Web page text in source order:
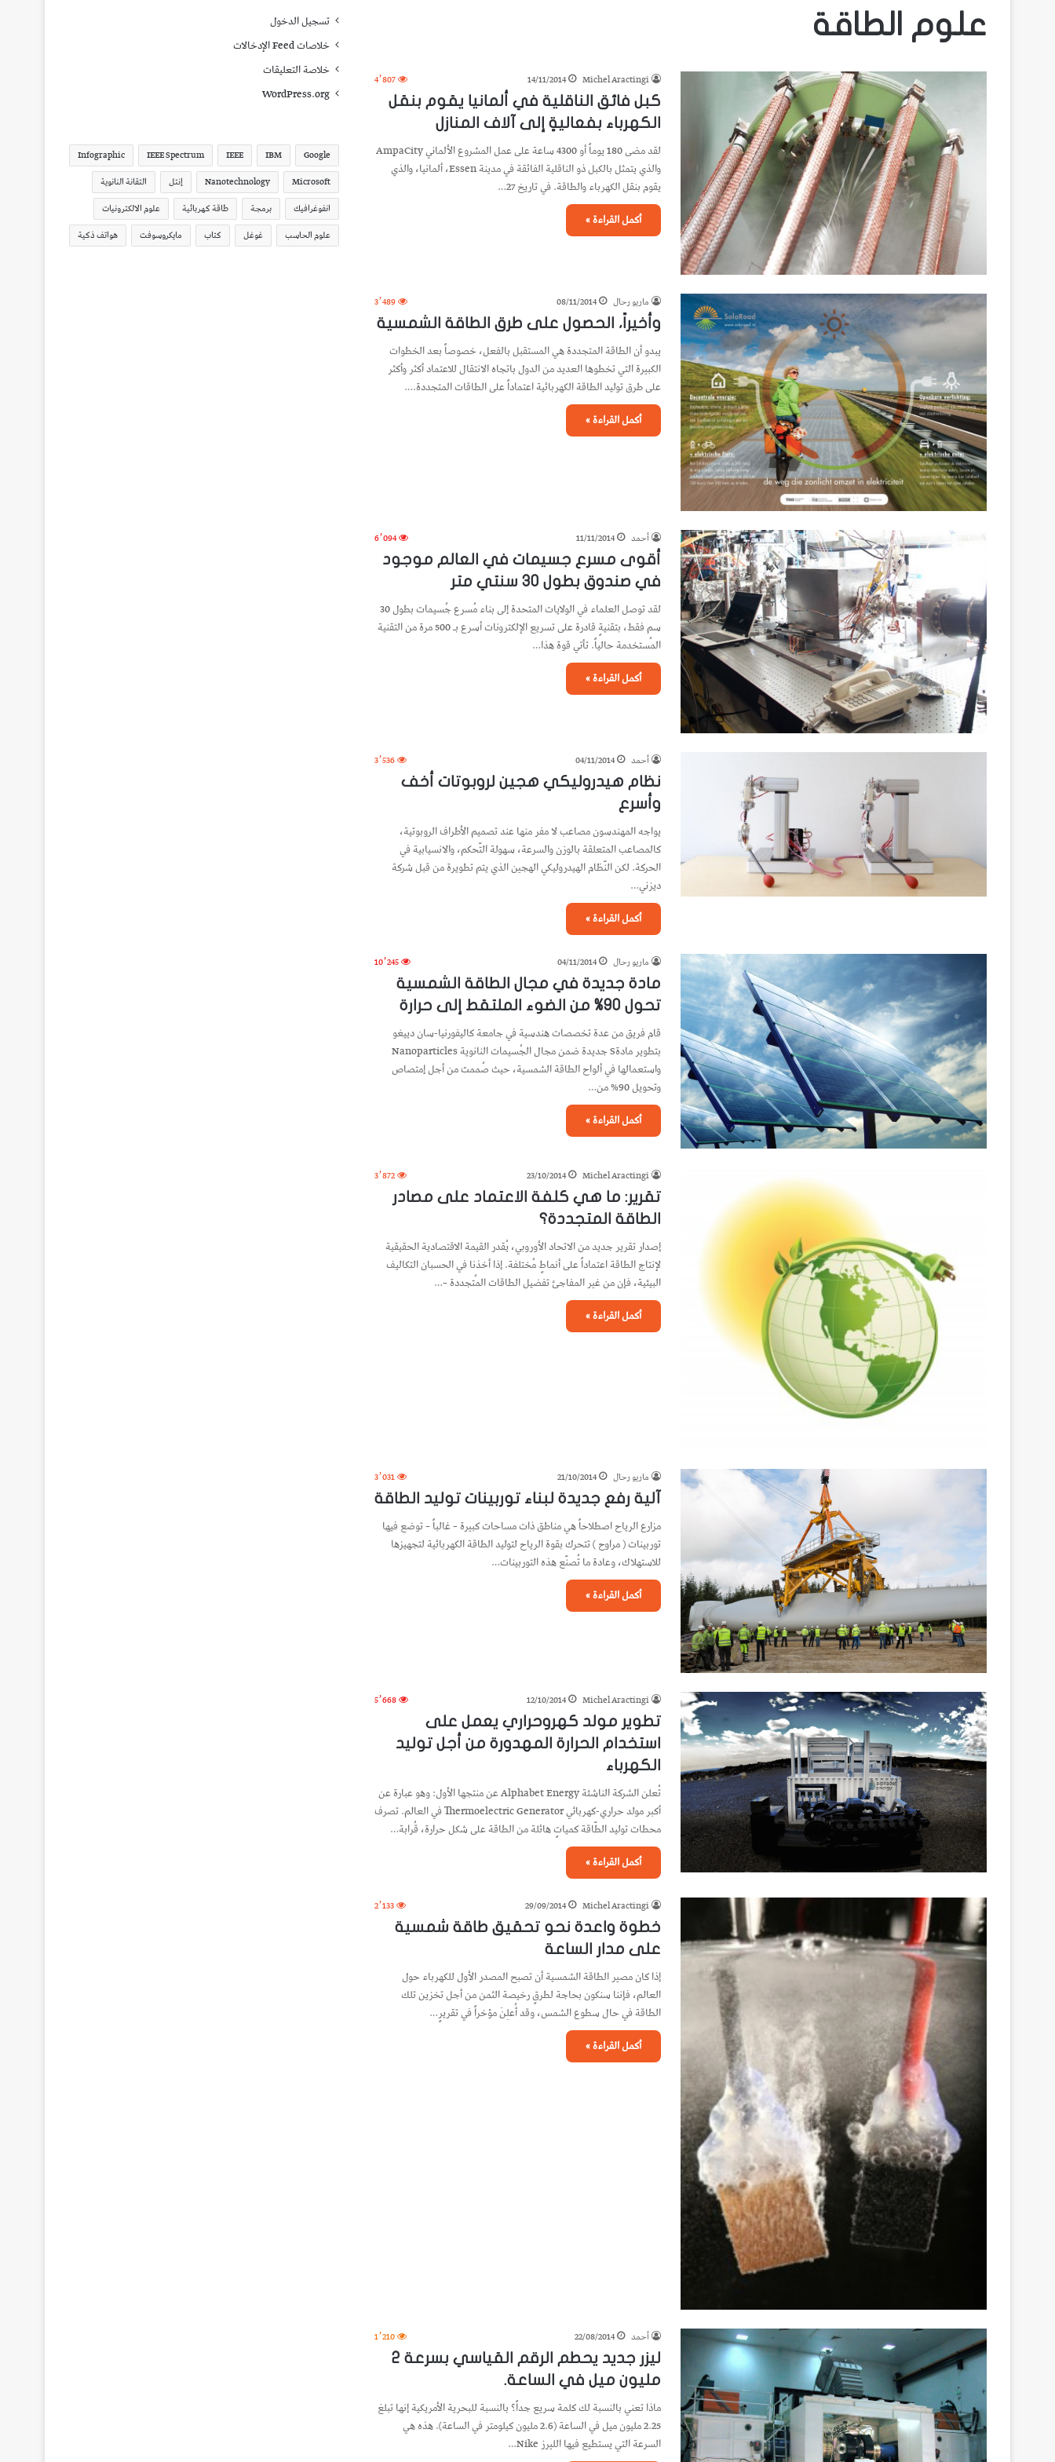
علوم الطاقة
Michel Aractingi
14/11/2014
4٬807
كبل فائق الناقلية في ألمانيا يقوم بنقل
الكهرباء بفعاليةٍ إلى آلاف المنازل
لقد مضى 180 يوماً أو 4300 ساعة على عمل المشروع الألماني AmpaCity
والذي يتمثل بالكبل ذو الناقلية الفائقة في مدينة Essen، ألمانيا، والذي
يقوم بنقل الكهرباء والطاقة. في تاريخ 27…
أكمل القراءة »
ماريو رحال 08/11/2014
3٬489
وأخيراً، الحصول على طرق الطاقة الشمسية
يبدو أن الطاقة المتجددة هي المستقبل بالفعل، خصوصاً بعد الخطوات
الكبيرة التي تخطوها العديد من الدول باتجاه الانتقال للاعتماد أكثر وأكثر
على طرق توليد الطاقة الكهربائية اعتماداً على الطاقات المتجددة.…
أكمل القراءة »
أحمد 11/11/2014
6٬094
أقوى مسرع جسيمات في العالم موجود
في صندوق بطول 30 سنتي متر
لقد توصل العلماء في الولايات المتحدة إلى بناء مُسرع جُسيمات بطول 30
سم فقط، بتقنيةٍ قادرة على تسريع الإلكترونات أسرع بـ 500 مرة من التقنية
المُستخدمة حالياً. تأتي قوة هذا…
أكمل القراءة »
أحمد 04/11/2014
3٬536
نظام هيدروليكي هجين لروبوتات أخف
وأسرع
يواجه المهندسون مصاعب لا مفر منها عند تصميم الأطراف الروبوتية،
كالمصاعب المتعلقة بالوزن والسرعة، سهولة التّحكم، والانسيابية في
الحركة. لكن النّظام الهيدروليكي الهجين الذي يتم تطويرة من قبل شركة
ديزني…
أكمل القراءة »
ماريو رحال 04/11/2014
10٬245
مادة جديدة في مجال الطاقة الشمسية
تحول 90% من الضوء الملتقط إلى حرارة
قام فريق من عدة تخصصات هندسية في جامعة كاليفورنيا-سان دييغو
بتطوير مادةS جديدة ضمن مجال الجُسيمات النانوية Nanoparticles
واستعمالها في ألواح الطاقة الشمسية، حيث صُممت من أجل إمتصاص
وتحويل 90% من…
أكمل القراءة »
Michel Aractingi
23/10/2014
3٬872
تقرير: ما هي كلفة الاعتماد على مصادر
الطاقة المتجددة؟
إصدار تقرير جديد من الاتحاد الأوروبي، يُقدر القيمة الاقتصادية الحقيقية
لإنتاج الطاقة اعتماداً على أنماطٍ مُختلفة. إذا أخذنا في الحسبان التكاليف
البيئية، فإن من غير المفاجئ تفضيل الطاقات المُتجددة –…
أكمل القراءة »
ماريو رحال 21/10/2014
3٬031
آلية رفع جديدة لبناء توربينات توليد الطاقة
مزارع الرياح اصطلاحاً هي مناطق ذات مساحات كبيرة – غالباً – توضع فيها
توربينات ( مراوح ) تتحرك بقوة الرياح لتوليد الطاقة الكهربائية لتجهيزها
للاستهلاك، وعادة ما تُصنّع هذه التوربينات…
أكمل القراءة »
Michel Aractingi
12/10/2014
5٬668
تطوير مولد كهروحراري يعمل على
استخدام الحرارة المهدورة من أجل توليد
الكهرباء
تُعلن الشركة الناشئة Alphabet Energy عن منتجها الأول: وهو عبارة عن
أكبر مولد حراري-كهربائي Thermoelectric Generator في العالم. تصرف
محطات توليد الطّاقة كمياتٍ هائلة من الطاقة على شكل حرارة، قُرابة…
أكمل القراءة »
Michel Aractingi
29/09/2014
2٬133
خطوة واعدة نحو تحقيق طاقة شمسية
على مدار الساعة
إذا كان مصير الطاقة الشمسية أن تصبح المصدر الأول للكهرباء حول
العالم، فإننا سنكون بحاجة لطرقٍ رخيصة الثمن من أجل تخزين تلك
الطاقة في حال سطوع الشمس، وقد أُعلِنَ مؤخراً في تقريرٍ…
أكمل القراءة »
أحمد 22/08/2014
1٬210
ليزر جديد يحطم الرقم القياسي بسرعة 2
مليون ميل في الساعة.
ماذا تعني بالنسبة لك كلمة سريع جداً؟ بالنسبة للبحرية الأمريكية إنها تبلغ
2.25 مليون ميل في الساعة (2.6 مليون كيلومتر في الساعة). هذه هي
السرعة التي يستطيع فيها الليرز Nike…
تسجيل الدخول
خلاصات Feed الإدخالات
خلاصة التعليقات
WordPress.org
Google
IBM
IEEE
IEEE Spectrum
Infographic
Microsoft
Nanotechnology إنتل
التقانة النانوية
انفوغرافيك
برمجة طاقة كهربائية
علوم الالكترونيات
علوم الحاسب
غوغل كتاب مايكروسوفت هواتف ذكية